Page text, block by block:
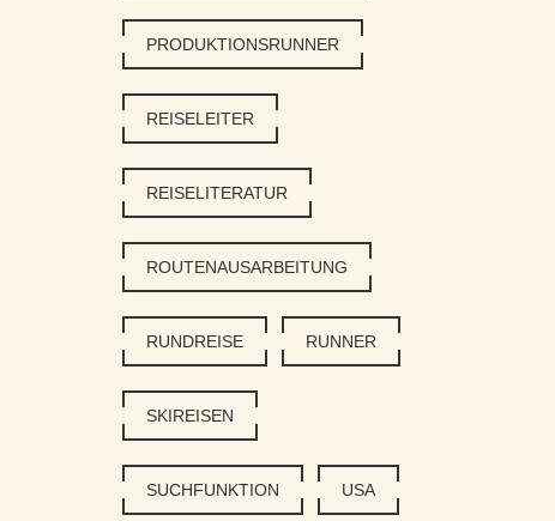
PRODUKTIONSRUNNER
REISELEITER
REISELITERATUR
ROUTENAUSARBEITUNG
RUNDREISE RUNNER
SKIREISEN
SUCHFUNKTION USA